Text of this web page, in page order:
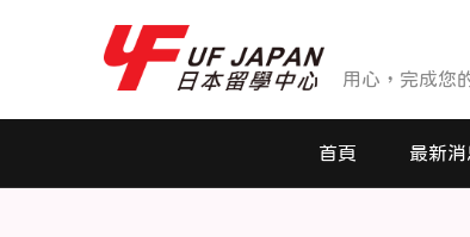
用心，完成您
首頁 最新消